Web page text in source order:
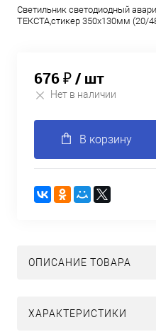
Светильник светодиодный
ТЕКСТА,стикер 350х130мм (20/
676 ₽/ шт
Нет в наличии
В корзину
ОПИСАНИЕ ТОВАРА
ХАРАКТЕРИСТИКИ